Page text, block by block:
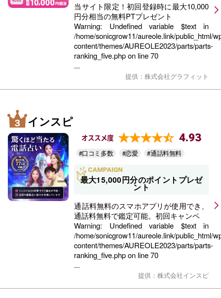
当サイト限定！初回登録時に最大10,000
円分相当の無料PTプレゼント
Warning: Undefined variable $text in
/home/sonicgrow11/aureole.link/public_html/
content/themes/AUREOLE2023/parts/parts-
ranking_five.phpon line70
...
提供：株式会社グラフィット
インスピ
オススメ度 4.93
#口コミ多数 #恋愛 #通話料無料
最大15,000円分のポイントプレゼ
ント
通話料無料のスマホアプリが使用でき、
通話料無料で鑑定可能。初回キャンペ
Warning: Undefined variable $text in
/home/sonicgrow11/aureole.link/public_html/
content/themes/AUREOLE2023/parts/parts-
ranking_five.phpon line70
...
提供：株式会社インスピ